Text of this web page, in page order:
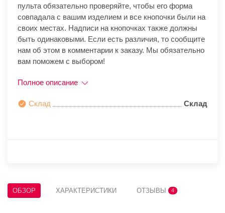
пульта обязательно проверяйте, чтобы его форма
совпадала с вашим изделием и все кнопочки были на
своих местах. Надписи на кнопочках также должны
быть одинаковыми. Если есть различия, то сообщите
нам об этом в комментарии к заказу. Мы обязательно
вам поможем с выбором!
Полное описание
Склад Склад
ОБЗОР ХАРАКТЕРИСТИКИ ОТЗЫВЫ 4